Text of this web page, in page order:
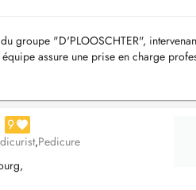
groupe "D'PLOOSCHTER",
assure une prise en charge
tournées et du...
9
,Pedicure